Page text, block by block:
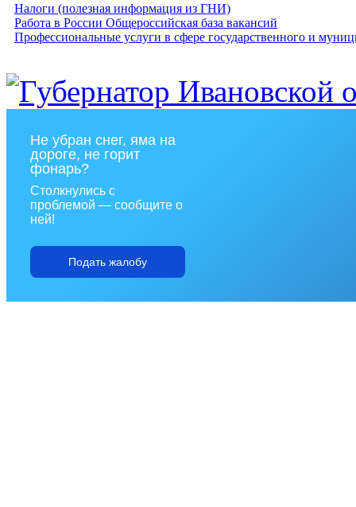
Налоги (полезная информация из ГНИ)
Работа в России Общероссийская база вакансий
Профессиональные услуги в сфере государственного и
Не убран снег, яма на
дороге, не горит
фонарь?
Столкнулись с
проблемой — сообщите о
ней!
Подать жалобу